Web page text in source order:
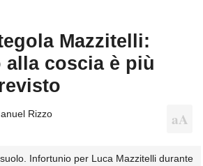
Mazzitelli:
alla coscia è più
Rizzo
Infortunio per Luca Mazzitelli durante